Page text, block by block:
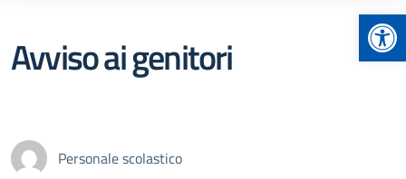
Avviso ai genitori
Personale scolastico